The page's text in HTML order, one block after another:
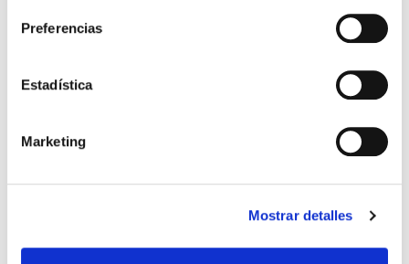
Preferencias
Estadística
Marketing
Mostrar detalles